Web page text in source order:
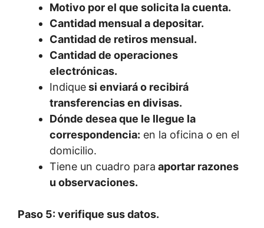
Motivo por el que solicita la cuenta.
Cantidad mensual a depositar.
Cantidad de retiros mensual.
Cantidad de operaciones
electrónicas.
Indiquesi enviará o recibirá
transferencias en divisas.
Dónde desea que le llegue la
correspondencia: en la oficina o en el
domicilio.
Tiene un cuadro para aportar razones
u observaciones.
Paso 5: verifique sus datos.